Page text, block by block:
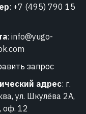
: +7 (495) 790 15
: info@yugo-
запрос
адрес: г.
ул. Шкулёва 2А,
оф. 12